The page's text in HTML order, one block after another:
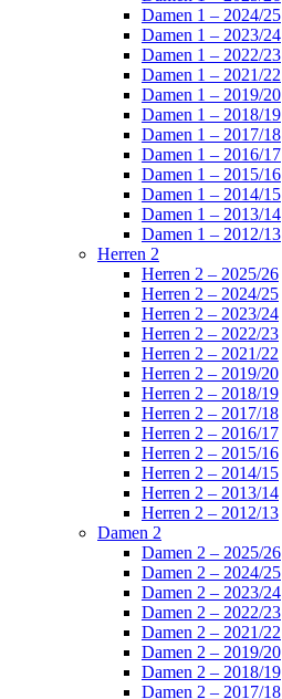
Damen 1 – 2024/25
Damen 1 – 2023/24
Damen 1 – 2022/23
Damen 1 – 2021/22
Damen 1 – 2019/20
Damen 1 – 2018/19
Damen 1 – 2017/18
Damen 1 – 2016/17
Damen 1 – 2015/16
Damen 1 – 2014/15
Damen 1 – 2013/14
Damen 1 – 2012/13
Herren 2
Herren 2 – 2025/26
Herren 2 – 2024/25
Herren 2 – 2023/24
Herren 2 – 2022/23
Herren 2 – 2021/22
Herren 2 – 2019/20
Herren 2 – 2018/19
Herren 2 – 2017/18
Herren 2 – 2016/17
Herren 2 – 2015/16
Herren 2 – 2014/15
Herren 2 – 2013/14
Herren 2 – 2012/13
Damen 2
Damen 2 – 2025/26
Damen 2 – 2024/25
Damen 2 – 2023/24
Damen 2 – 2022/23
Damen 2 – 2021/22
Damen 2 – 2019/20
Damen 2 – 2018/19
Damen 2 – 2017/18